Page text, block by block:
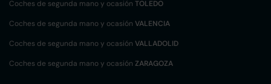
Coches de segunda mano y ocasión TOLEDO
Coches de segunda mano y ocasión VALENCIA
Coches de segunda mano y ocasión VALLADOLID
Coches de segunda mano y ocasión ZARAGOZA